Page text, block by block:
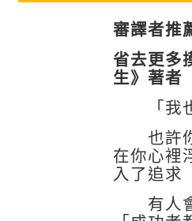
審譯者推
省去更多
生》著者
「我也
也許你
在你心裡
入了追求
有人會